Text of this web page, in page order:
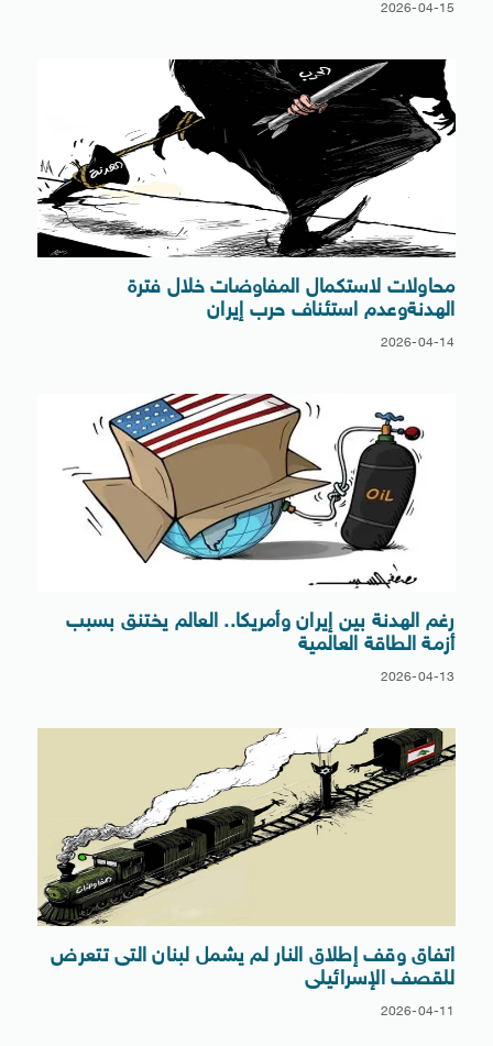
2026-04-15
محاولات لاستكمال المفاوضات خلال فترة
الهدنةوعدم استئناف حرب إيران
2026-04-14
رغم الهدنة بين إيران وأمريكا.. العالم يختنق بسبب
أزمة الطاقة العالمية
2026-04-13
اتفاق وقف إطلاق النار لم يشمل لبنان التى تتعرض
للقصف الإسرائيلى
2026-04-11